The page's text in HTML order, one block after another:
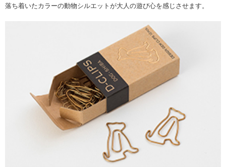
落ち着いたカラーの動物シルエットが大人の遊び心を感じさせます。